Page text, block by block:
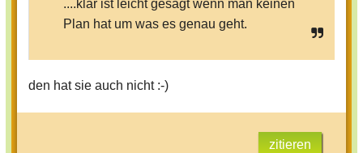
....klar ist leicht gesagt wenn man keinen
Plan hat um was es genau geht.
den hat sie auch nicht :-)
zitieren